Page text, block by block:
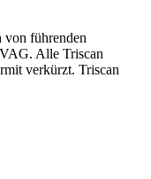
von führenden
Alle Triscan
verkürzt. Triscan